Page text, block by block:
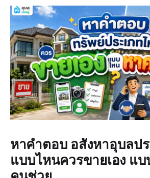
หาคำตอบ อสังหาอุบลป
แบบไหนควรขายเอง แ